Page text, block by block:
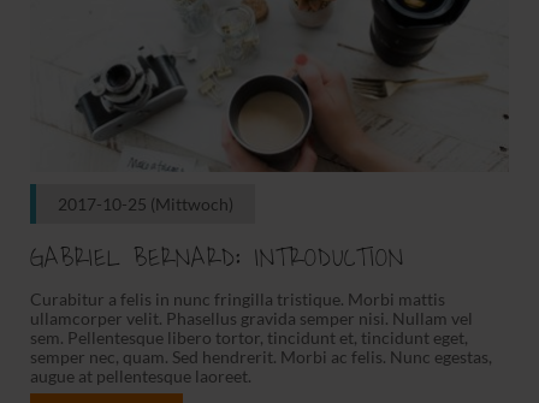
2017-10-25 (Mittwoch)
GABRIEL BERNARD: INTRODUCTION
Curabitur a felis in nunc fringilla tristique. Morbi mattis
ullamcorper velit. Phasellus gravida semper nisi. Nullam vel
sem. Pellentesque libero tortor, tincidunt et, tincidunt eget,
semper nec, quam. Sed hendrerit. Morbi ac felis. Nunc egestas,
augue at pellentesque laoreet.